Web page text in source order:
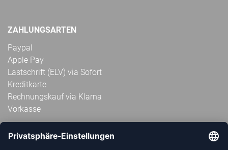
ZAHLUNGSARTEN
Paypal
Apple Pay
Lastschrift (ELV) via Sofort
Kreditkarte
Rechnungskauf via Klarna
Vorkasse
ABONNIERE JETZT DEN KOSTENLOSEN